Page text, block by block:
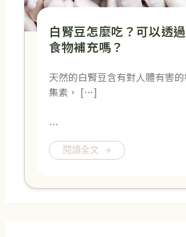
白腎豆怎麼吃？可以透
食物補充嗎？
天然的白腎豆含有對人體有害
集素， […]
…
閱讀全文